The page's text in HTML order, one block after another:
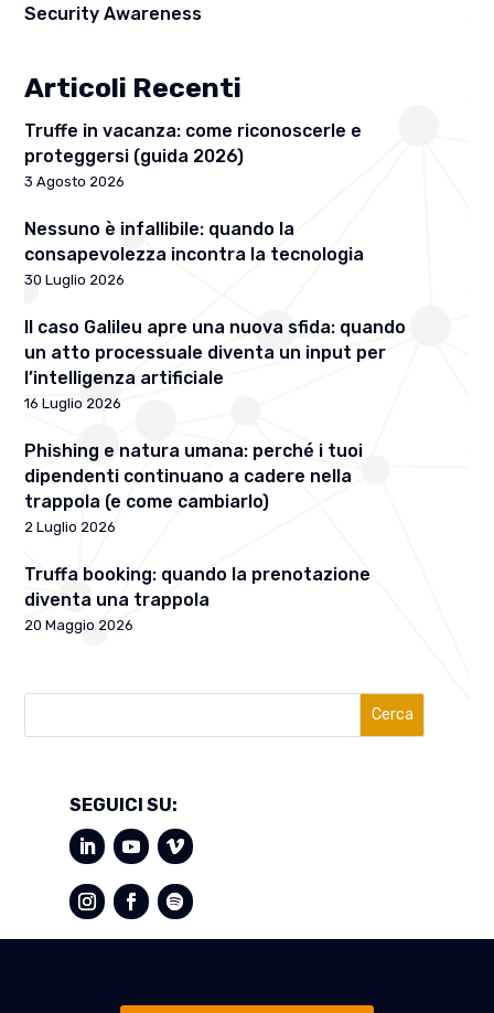
Security Awareness
Articoli Recenti
Truffe in vacanza: come riconoscerle e
proteggersi (guida 2026)
3 Agosto 2026
Nessuno è infallibile: quando la
consapevolezza incontra la tecnologia
30 Luglio 2026
Il caso Galileu apre una nuova sfida: quando
un atto processuale diventa un input per
l’intelligenza artificiale
16 Luglio 2026
Phishing e natura umana: perché i tuoi
dipendenti continuano a cadere nella
trappola (e come cambiarlo)
2 Luglio 2026
Truffa booking: quando la prenotazione
diventa una trappola
20 Maggio 2026
Cerca
SEGUICI SU: